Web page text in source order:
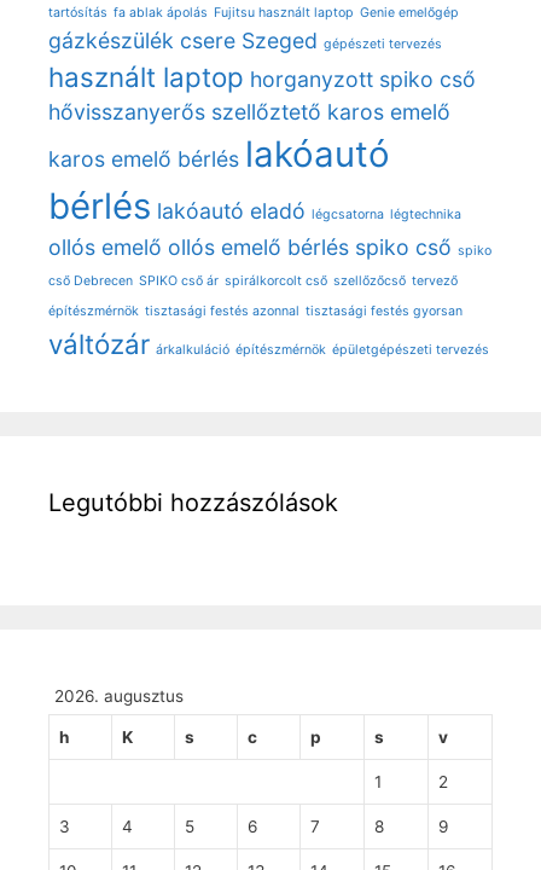
tartósítás fa ablak ápolás Fujitsu használt laptop Genie emelőgép
gázkészülék csere Szeged gépészeti tervezés
használt laptop horganyzott spiko cső
hővisszanyerős szellőztető karos emelő
karos emelő bérlés lakóautó
bérlés lakóautó eladó légcsatorna légtechnika
ollós emelő ollós emelő bérlés spiko cső spiko
cső Debrecen SPIKO cső ár spirálkorcolt cső szellőzőcső tervező
építészmérnök tisztasági festés azonnal tisztasági festés gyorsan
váltózár árkalkuláció építészmérnök épületgépészeti tervezés
Legutóbbi hozzászólások
2026. augusztus
h K s c p s v
1 2
3 4 5 6 7 8 9